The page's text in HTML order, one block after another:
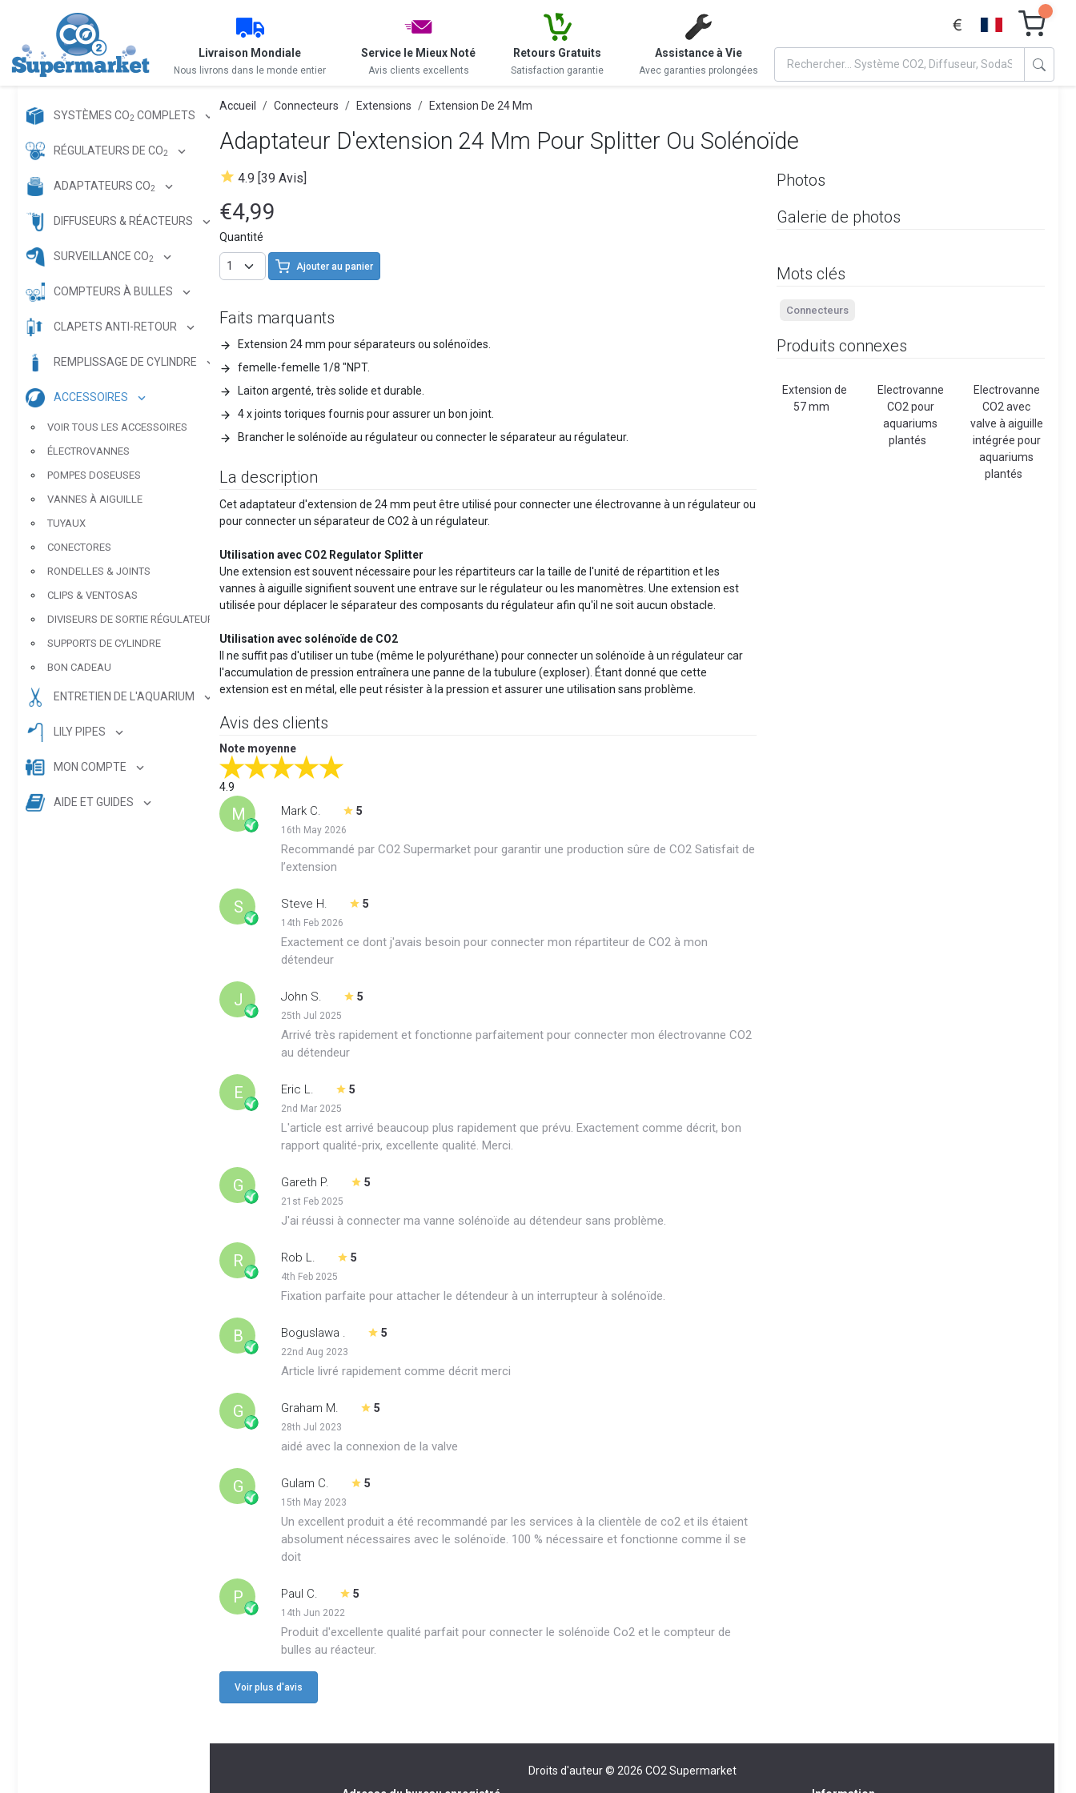
Livraison Mondiale
Nous livrons dans le monde entier
Service le Mieux Noté
Avis clients excellents
Retours Gratuits
Satisfaction garantie
Assistance à Vie
Avec garanties prolongées
SYSTÈMES CO2 COMPLETS
RÉGULATEURS DE CO2
ADAPTATEURS CO2
DIFFUSEURS & RÉACTEURS
SURVEILLANCE CO2
COMPTEURS À BULLES
CLAPETS ANTI-RETOUR
REMPLISSAGE DE CYLINDRE
ACCESSOIRES
VOIR TOUS LES ACCESSOIRES
ÉLECTROVANNES
POMPES DOSEUSES
VANNES À AIGUILLE
TUYAUX
CONECTORES
RONDELLES & JOINTS
CLIPS & VENTOSAS
DIVISEURS DE SORTIE RÉGULATEUR
SUPPORTS DE CYLINDRE
BON CADEAU
ENTRETIEN DE L'AQUARIUM
LILY PIPES
MON COMPTE
AIDE ET GUIDES
Accueil Connecteurs Extensions Extension De 24 Mm
Adaptateur D'extension 24 Mm Pour Splitter Ou Solénoïde
4.9 [39 Avis]
€4,99
Quantité
Ajouter au panier
Faits marquants
Extension 24 mm pour séparateurs ou solénoïdes.
femelle-femelle 1/8 "NPT.
Laiton argenté, très solide et durable.
4 x joints toriques fournis pour assurer un bon joint.
Brancher le solénoïde au régulateur ou connecter le séparateur au régulateur.
La description
Cet adaptateur d'extension de 24 mm peut être utilisé pour connecter une électrovanne à un régulateur ou
pour connecter un séparateur de CO2 à un régulateur.
Utilisation avec CO2 Regulator Splitter
Une extension est souvent nécessaire pour les répartiteurs car la taille de l'unité de répartition et les
vannes à aiguille signifient souvent une entrave sur le régulateur ou les manomètres. Une extension est
utilisée pour déplacer le séparateur des composants du régulateur afin qu'il ne soit aucun obstacle.
Utilisation avec solénoïde de CO2
Il ne suffit pas d'utiliser un tube (même le polyuréthane) pour connecter un solénoïde à un régulateur car
l'accumulation de pression entraînera une panne de la tubulure (exploser). Étant donné que cette
extension est en métal, elle peut résister à la pression et assurer une utilisation sans problème.
Avis des clients
Note moyenne
4.9
M Mark C. 5
16th May 2026
Recommandé par CO2 Supermarket pour garantir une production sûre de CO2 Satisfait de
l’extension
S Steve H. 5
14th Feb 2026
Exactement ce dont j'avais besoin pour connecter mon répartiteur de CO2 à mon
détendeur
J John S. 5
25th Jul 2025
Arrivé très rapidement et fonctionne parfaitement pour connecter mon électrovanne CO2
au détendeur
E Eric L. 5
2nd Mar 2025
L'article est arrivé beaucoup plus rapidement que prévu. Exactement comme décrit, bon
rapport qualité-prix, excellente qualité. Merci.
G Gareth P. 5
21st Feb 2025
J'ai réussi à connecter ma vanne solénoïde au détendeur sans problème.
R Rob L. 5
4th Feb 2025
Fixation parfaite pour attacher le détendeur à un interrupteur à solénoïde.
B Boguslawa . 5
22nd Aug 2023
Article livré rapidement comme décrit merci
G Graham M. 5
28th Jul 2023
aidé avec la connexion de la valve
G Gulam C. 5
15th May 2023
Un excellent produit a été recommandé par les services à la clientèle de co2 et ils étaient
absolument nécessaires avec le solénoïde. 100 % nécessaire et fonctionne comme il se
doit
P Paul C. 5
14th Jun 2022
Produit d'excellente qualité parfait pour connecter le solénoïde Co2 et le compteur de
bulles au réacteur.
Voir plus d'avis
Photos
Galerie de photos
Mots clés
Connecteurs
Produits connexes
Extension de
57 mm
Electrovanne
CO2 pour
aquariums
plantés
Electrovanne
CO2 avec
valve à aiguille
intégrée pour
aquariums
plantés
Droits d'auteur © 2026 CO2 Supermarket